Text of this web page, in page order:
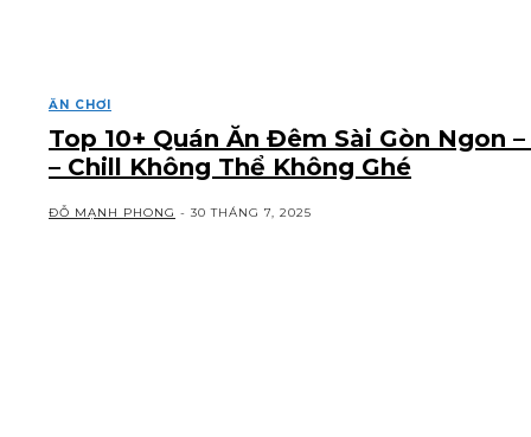
ĂN CHƠI
Top 10+ Quán Ăn Đêm Sài Gòn Ngon –
– Chill Không Thể Không Ghé
ĐỖ MẠNH PHONG - 30 THÁNG 7, 2025